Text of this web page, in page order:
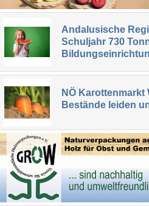
Andalusische
Schuljahr 730
NÖ Karottenmarkt
Bestände leiden